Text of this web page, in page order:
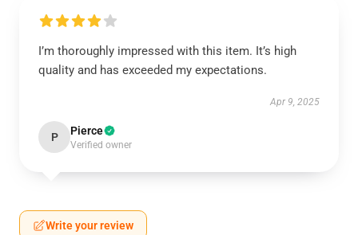
I’m thoroughly impressed with this item. It’s high
quality and has exceeded my expectations.
Apr 9, 2025
P Pierce
Verified owner
Write your review